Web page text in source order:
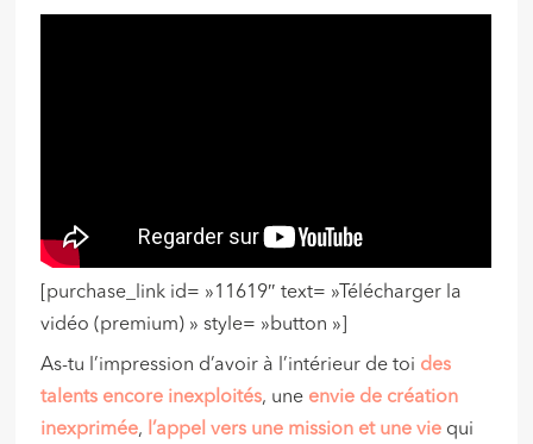
[purchase_link id= »11619″ text= »Télécharger la
vidéo (premium) » style= »button »]
As-tu l’impression d’avoir à l’intérieur de toi des
talents encore inexploités, une envie de création
inexprimée, l’appel vers une mission et une vie qui